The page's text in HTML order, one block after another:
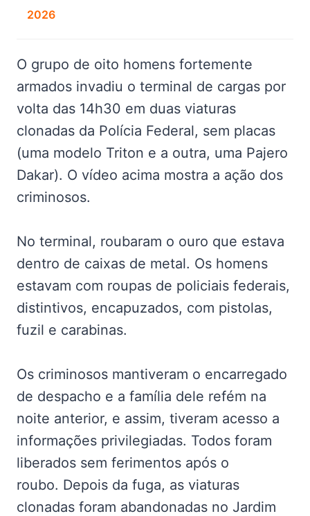
2026
O grupo de oito homens fortemente
armados invadiu o terminal de cargas por
volta das 14h30 em duas viaturas
clonadas da Polícia Federal, sem placas
(uma modelo Triton e a outra, uma Pajero
Dakar). O vídeo acima mostra a ação dos
criminosos.
No terminal, roubaram o ouro que estava
dentro de caixas de metal. Os homens
estavam com roupas de policiais federais,
distintivos, encapuzados, com pistolas,
fuzil e carabinas.
Os criminosos mantiveram o encarregado
de despacho e a família dele refém na
noite anterior, e assim, tiveram acesso a
informações privilegiadas. Todos foram
liberados sem ferimentos após o
roubo. Depois da fuga, as viaturas
clonadas foram abandonadas no Jardim